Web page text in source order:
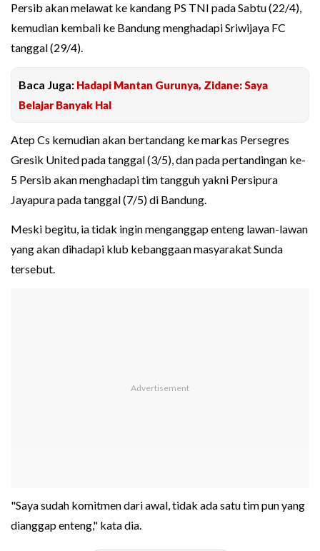
Persib akan melawat ke kandang PS TNI pada Sabtu (22/4),
kemudian kembali ke Bandung menghadapi Sriwijaya FC
tanggal (29/4).
Baca Juga: Hadapi Mantan Gurunya, Zidane: Saya
Belajar Banyak Hal
Atep Cs kemudian akan bertandang ke markas Persegres
Gresik United pada tanggal (3/5), dan pada pertandingan ke-
5 Persib akan menghadapi tim tangguh yakni Persipura
Jayapura pada tanggal (7/5) di Bandung.
Meski begitu, ia tidak ingin menganggap enteng lawan-lawan
yang akan dihadapi klub kebanggaan masyarakat Sunda
tersebut.
"Saya sudah komitmen dari awal, tidak ada satu tim pun yang
dianggap enteng," kata dia.